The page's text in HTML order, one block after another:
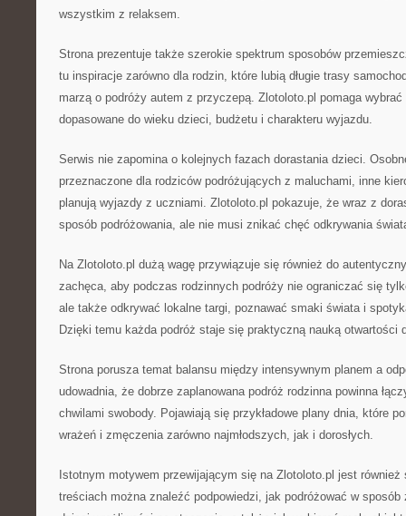
wszystkim z relaksem.
Strona prezentuje także szerokie spektrum sposobów
tu inspiracje zarówno dla rodzin, które lubią długie trasy
marzą o podróży autem z przyczepą. Zlotoloto.pl pomaga
dopasowane do wieku dzieci, budżetu i charakteru wyjazdu.
Serwis nie zapomina o kolejnych fazach dorastania dzieci.
przeznaczone dla rodziców podróżujących z maluchami, inne
planują wyjazdy z uczniami. Zlotoloto.pl pokazuje, że wraz z
sposób podróżowania, ale nie musi znikać chęć odkrywania
Na Zlotoloto.pl dużą wagę przywiązuje się również do
zachęca, aby podczas rodzinnych podróży nie ograniczać się
ale także odkrywać lokalne targi, poznawać smaki świata i
Dzięki temu każda podróż staje się praktyczną nauką otwartości
Strona porusza temat balansu między intensywnym planem a
udowadnia, że dobrze zaplanowana podróż rodzinna powinna
chwilami swobody. Pojawiają się przykładowe plany dnia, które
wrażeń i zmęczenia zarówno najmłodszych, jak i dorosłych.
Istotnym motywem przewijającym się na Zlotoloto.pl jest również
treściach można znaleźć podpowiedzi, jak podróżować w